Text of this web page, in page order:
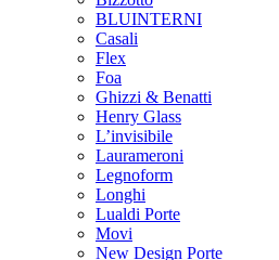
BLUINTERNI
Casali
Flex
Foa
Ghizzi & Benatti
Henry Glass
L’invisibile
Laurameroni
Legnoform
Longhi
Lualdi Porte
Movi
New Design Porte